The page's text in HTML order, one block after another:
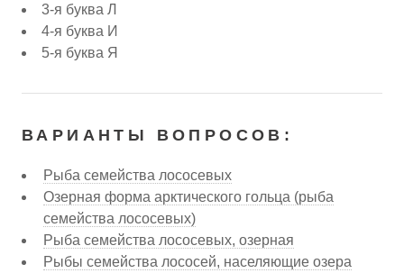
3-я буква Л
4-я буква И
5-я буква Я
ВАРИАНТЫ ВОПРОСОВ:
Рыба семейства лососевых
Озерная форма арктического гольца (рыба
семейства лососевых)
Рыба семейства лососевых, озерная
Рыбы семейства лососей, населяющие озера